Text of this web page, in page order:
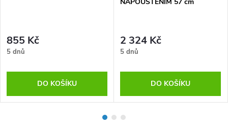
855 Kč
5 dnů
DO KOŠÍKU
2 324 Kč
5 dnů
DO KOŠÍKU